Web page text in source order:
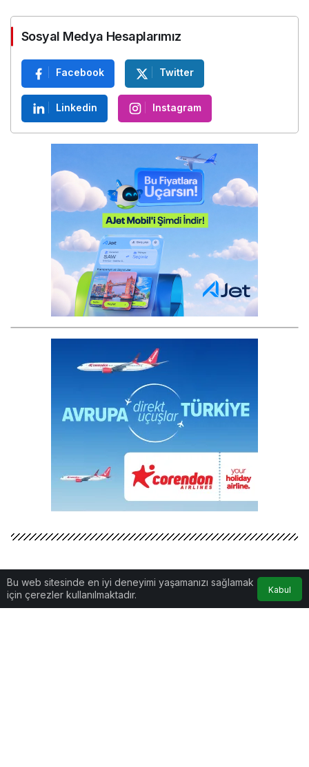
Sosyal Medya Hesaplarımız
Facebook Twitter
Linkedin Instagram
Bu web sitesinde en iyi deneyimi yaşamanızı sağlamak
için çerezler kullanılmaktadır.
Kabul